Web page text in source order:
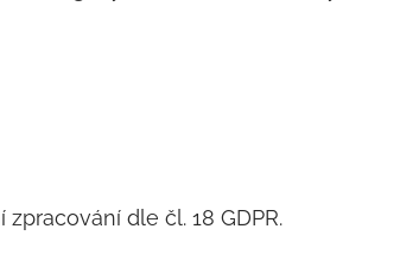
dle čl. 18 GDPR.